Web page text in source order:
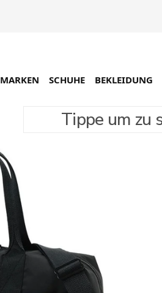
Tippe um zu suchen
MARKEN SCHUHE BEKLEIDUNG